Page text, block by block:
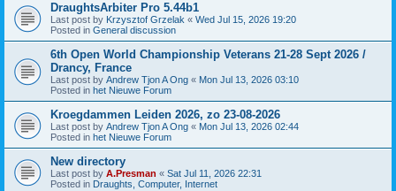
DraughtsArbiter Pro 5.44b1
Last post by Krzysztof Grzelak « Wed Jul 15, 2026 19:20
Posted in General discussion
6th Open World Championship Veterans 21-28 Sept 2026 /
Drancy, France
Last post by Andrew Tjon A Ong « Mon Jul 13, 2026 03:10
Posted in het Nieuwe Forum
Kroegdammen Leiden 2026, zo 23-08-2026
Last post by Andrew Tjon A Ong « Mon Jul 13, 2026 02:44
Posted in het Nieuwe Forum
New directory
Last post by A.Presman « Sat Jul 11, 2026 22:31
Posted in Draughts, Computer, Internet